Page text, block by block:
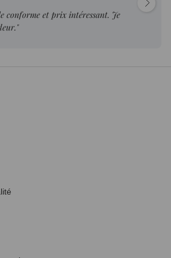
conforme et prix intéressant. Je